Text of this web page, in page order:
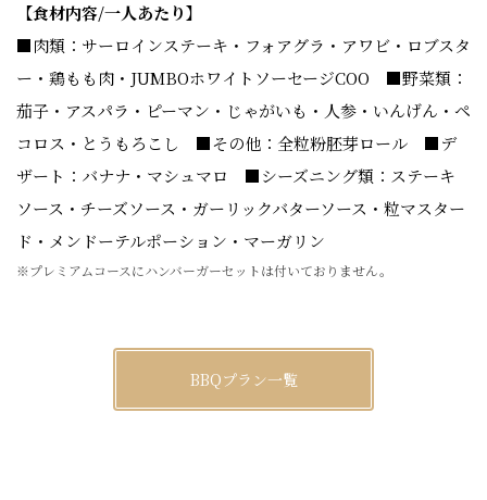
【食材内容/一人あたり】
■肉類：サーロインステーキ・フォアグラ・アワビ・ロブスタ
ー・鶏もも肉・JUMBOホワイトソーセージCOO ■野菜類：
茄子・アスパラ・ピーマン・じゃがいも・人参・いんげん・ペ
コロス・とうもろこし ■その他：全粒粉胚芽ロール ■デ
ザート：バナナ・マシュマロ ■シーズニング類：ステーキ
ソース・チーズソース・ガーリックバターソース・粒マスター
ド・メンドーテルポーション・マーガリン
※プレミアムコースにハンバーガーセットは付いておりません。
BBQプラン一覧